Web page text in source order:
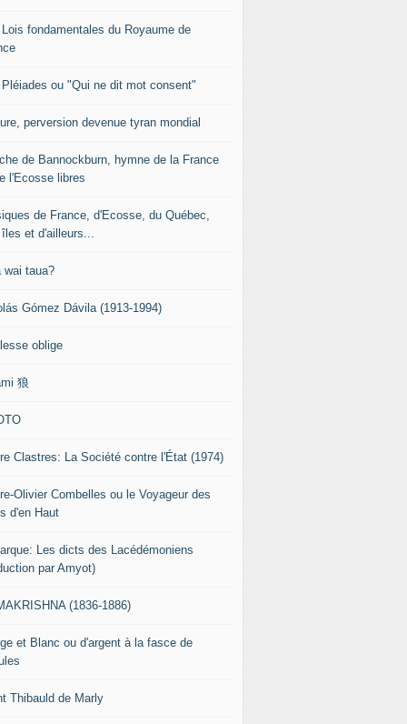
fondamentales du Royaume de
Pléiades ou "Qui ne dit mot consent"
perversion devenue tyran mondial
de Bannockburn, hymne de la France
l'Ecosse libres
de France, d'Ecosse, du Québec,
et d'ailleurs...
wai taua?
Gómez Dávila (1913-1994)
oblige
狼
Clastres: La Société contre l'État (1974)
Olivier Combelles ou le Voyageur des
d'en Haut
Les dicts des Lacédémoniens
par Amyot)
(1836-1886)
et Blanc ou d'argent à la fasce de
Thibauld de Marly